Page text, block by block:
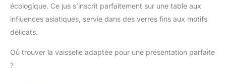
vitesses et gobelet
doseur
poignée ergonomique
avec une prise en main
plus confortable, idéal
pour une utilisation
écologique. Ce jus s’inscrit parfaitement sur une table aux
influences asiatiques, servie dans des verres fins aux motifs
délicats.
Où trouver la vaisselle adaptée pour une présentation parfaite
?